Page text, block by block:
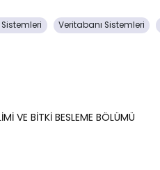
Veritabanı Sistemleri
VE BİTKİ BESLEME BÖLÜMÜ